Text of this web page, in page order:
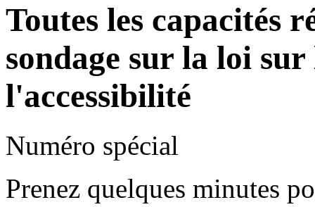
Toutes les capacités
sondage sur la loi
l'accessibilité
Numéro spécial
Prenez quelques minutes